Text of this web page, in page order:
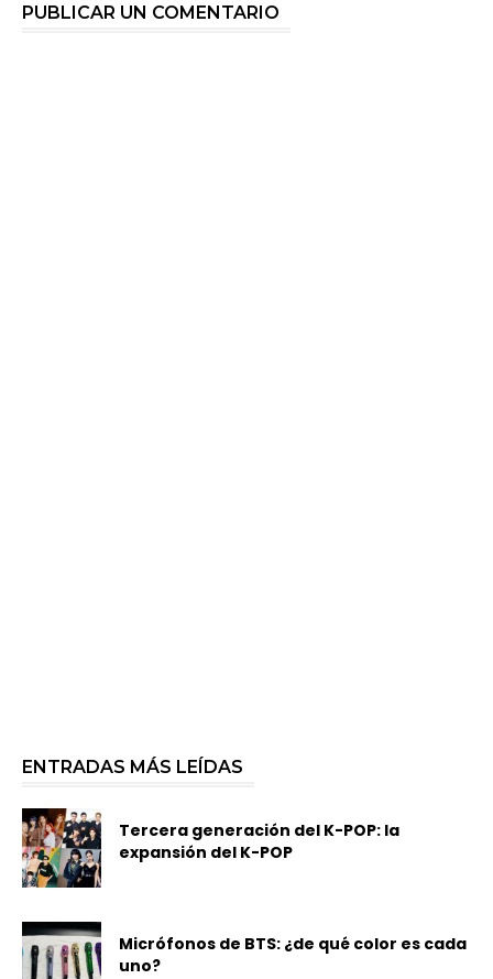
PUBLICAR UN COMENTARIO
ENTRADAS MÁS LEÍDAS
Tercera generación del K-POP: la
expansión del K-POP
Micrófonos de BTS: ¿de qué color es cada
uno?